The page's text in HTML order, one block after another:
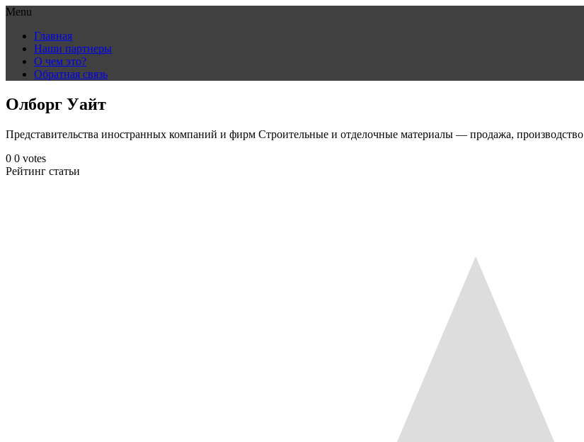
Menu
content
Главная
Наши партнеры
О чем это?
Обратная связь
Олборг Уайт
Представительства иностранных компаний и фирм Строительные и отделочные материалы — продажа, производство
0 0 votes
Рейтинг статьи